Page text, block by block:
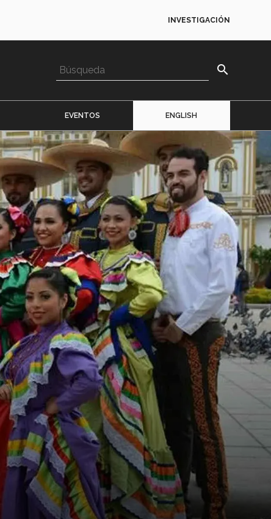
INVESTIGACIÓN
search
EVENTOS ENGLISH